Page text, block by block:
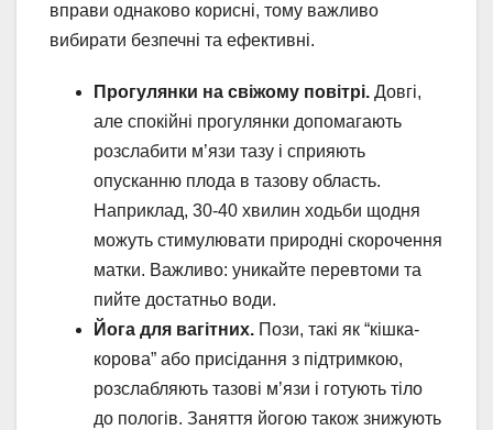
вправи однаково корисні, тому важливо
вибирати безпечні та ефективні.
Прогулянки на свіжому повітрі. Довгі,
але спокійні прогулянки допомагають
розслабити м’язи тазу і сприяють
опусканню плода в тазову область.
Наприклад, 30-40 хвилин ходьби щодня
можуть стимулювати природні скорочення
матки. Важливо: уникайте перевтоми та
пийте достатньо води.
Йога для вагітних. Пози, такі як “кішка-
корова” або присідання з підтримкою,
розслабляють тазові м’язи і готують тіло
до пологів. Заняття йогою також знижують